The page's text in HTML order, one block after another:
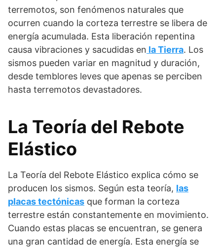
terremotos, son fenómenos naturales que
ocurren cuando la corteza terrestre se libera de
energía acumulada. Esta liberación repentina
causa vibraciones y sacudidas en la Tierra. Los
sismos pueden variar en magnitud y duración,
desde temblores leves que apenas se perciben
hasta terremotos devastadores.
La Teoría del Rebote
Elástico
La Teoría del Rebote Elástico explica cómo se
producen los sismos. Según esta teoría, las
placas tectónicas que forman la corteza
terrestre están constantemente en movimiento.
Cuando estas placas se encuentran, se genera
una gran cantidad de energía. Esta energía se